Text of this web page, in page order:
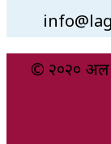
© २०२० अल